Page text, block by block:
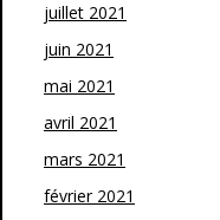
juillet 2021
juin 2021
mai 2021
avril 2021
mars 2021
février 2021